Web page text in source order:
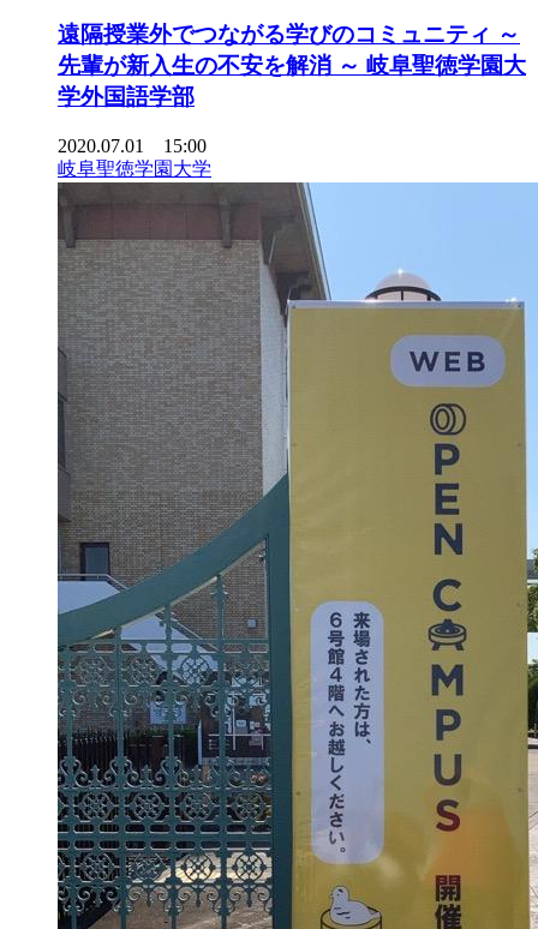
遠隔授業外でつながる学びのコミュニティ ～
先輩が新入生の不安を解消 ～ 岐阜聖徳学園大
学外国語学部
2020.07.01 15:00
岐阜聖徳学園大学